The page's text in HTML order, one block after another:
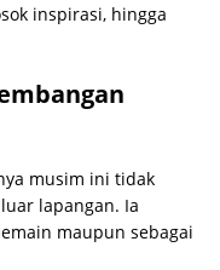
inspirasi, hingga
musim ini tidak
lapangan. Ia
maupun sebagai